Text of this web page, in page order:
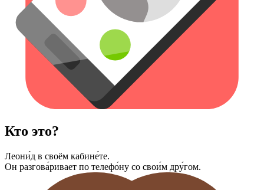
Кто это?
Леони́д в своём кабине́те.
Он разгова́ривает по телефо́ну со свои́м дру́гом.